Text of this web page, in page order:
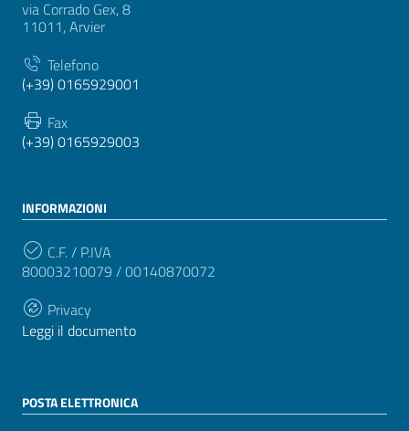
via Corrado Gex, 8
11011, Arvier
Telefono
(+39) 0165929001
Fax
(+39) 0165929003
INFORMAZIONI
C.F. / P.IVA
80003210079 / 00140870072
Privacy
Leggi il documento
POSTA ELETTRONICA